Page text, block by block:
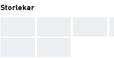
Storlekar